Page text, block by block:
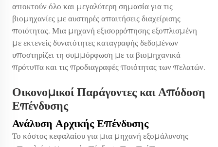
αποκτούν όλο και μεγαλύτερη σημασία για τις
βιομηχανίες με αυστηρές απαιτήσεις διαχείρισης
ποιότητας. Μια μηχανή εξισορρόπησης εξοπλισμένη
με εκτενείς δυνατότητες καταγραφής δεδομένων
υποστηρίζει τη συμμόρφωση με τα βιομηχανικά
πρότυπα και τις προδιαγραφές ποιότητας των πελατών.
Οικονομικοί Παράγοντες και Απόδοση
Επένδυσης
Ανάλυση Αρχικής Επένδυσης
Το κόστος κεφαλαίου για μια μηχανή εξομάλυνσης